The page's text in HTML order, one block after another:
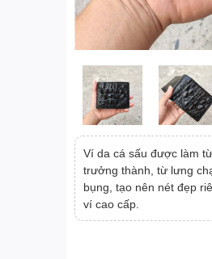
Ví da cá sấu được làm
trưởng thành, từ lưng
bụng, tạo nên nét đẹp
ví cao cấp.